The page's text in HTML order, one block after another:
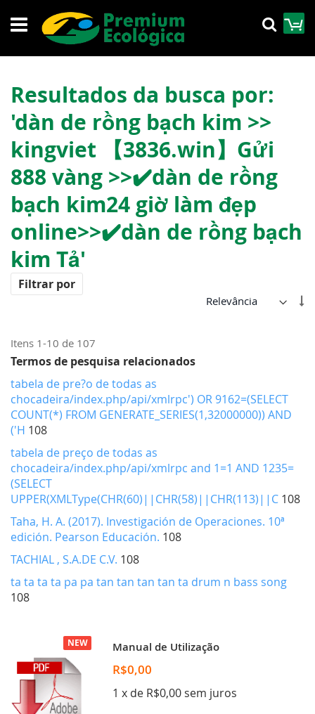
para
o
Resultados da busca por:
'dàn de rồng bạch kim >>
kingviet 【3836.win】Gửi
888 vàng >>✔️dàn de rồng
bạch kim24 giờ làm đẹp
online>>✔️dàn de rồng bạch
kim Tả'
Itens 1-10 de 107
Termos de pesquisa relacionados
tabela de pre?o de todas as
chocadeira/index.php/api/xmlrpc') OR 9162=(SELECT
COUNT(*) FROM GENERATE_SERIES(1,32000000)) AND
('H 108
tabela de preço de todas as
chocadeira/index.php/api/xmlrpc and 1=1 AND 1235=
(SELECT
UPPER(XMLType(CHR(60)||CHR(58)||CHR(113)||C 108
Taha, H. A. (2017). Investigación de Operaciones. 10ª
edición. Pearson Educación. 108
TACHIAL , S.A.DE C.V. 108
ta ta ta ta pa pa tan tan tan tan ta drum n bass song
108
NEW Manual de Utilização
R$0,00
1 x de R$0,00 sem juros
Filtrar por